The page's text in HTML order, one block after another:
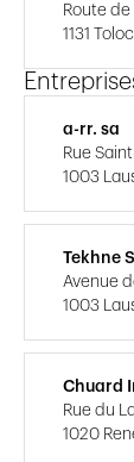
Route de
1131
a-rr. sa
Rue
1003
Tekhne
Avenue
1003
Chuard
Rue du
1020